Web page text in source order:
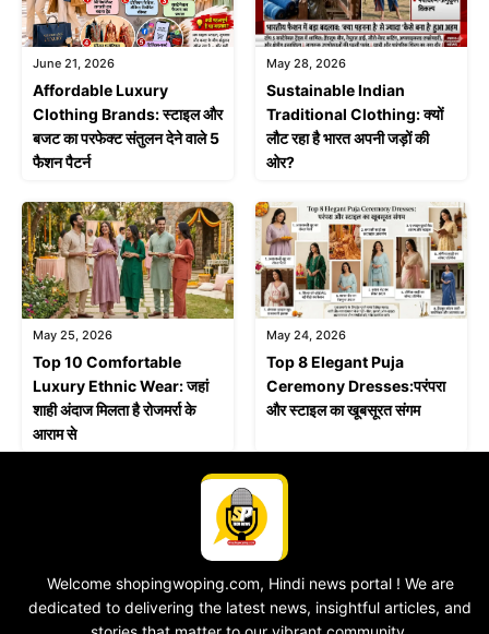
June 21, 2026
Affordable Luxury
Clothing Brands: स्टाइल और
बजट का परफेक्ट संतुलन देने वाले 5
फैशन पैटर्न
May 28, 2026
Sustainable Indian
Traditional Clothing: क्यों
लौट रहा है भारत अपनी जड़ों की
ओर?
May 25, 2026
Top 10 Comfortable
Luxury Ethnic Wear: जहां
शाही अंदाज मिलता है रोजमर्रा के
आराम से
May 24, 2026
Top 8 Elegant Puja
Ceremony Dresses:परंपरा
और स्टाइल का खूबसूरत संगम
Welcome shopingwoping.com, Hindi news portal ! We are
dedicated to delivering the latest news, insightful articles, and